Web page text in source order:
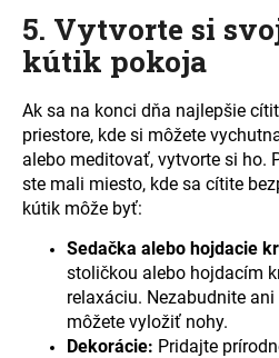
5. Vytvorte si
kútik pokoja
Ak sa na konci dňa najlepšie
priestore, kde si môžete
alebo meditovať, vytvorte si ho.
ste mali miesto, kde sa cítite
kútik môže byť:
Sedačka alebo hojdacie
stoličkou alebo hojdacím
relaxáciu. Nezabudnite
môžete vyložiť nohy.
Dekorácie: Pridajte